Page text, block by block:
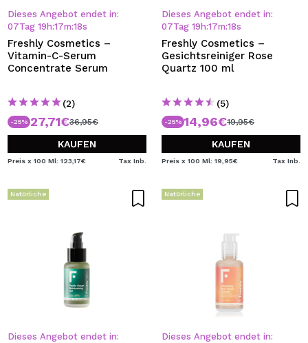
Dieses Angebot endet in:
07Tag 19 h:17m:18s
Freshly Cosmetics –
Vitamin-C-Serum
Concentrate Serum
(2)
-25% 27,71€36,95€
KAUFEN
Preis x 100 Ml: 123,17€ Tax Inb.
Dieses Angebot endet in:
07Tag 19 h:17m:18s
Freshly Cosmetics –
Gesichtsreiniger Rose
Quartz 100 ml
(5)
-25% 14,96€19,95€
KAUFEN
Preis x 100 Ml: 19,95€ Tax Inb.
Natürliche
Dieses Angebot endet in:
Natürliche
Dieses Angebot endet in: